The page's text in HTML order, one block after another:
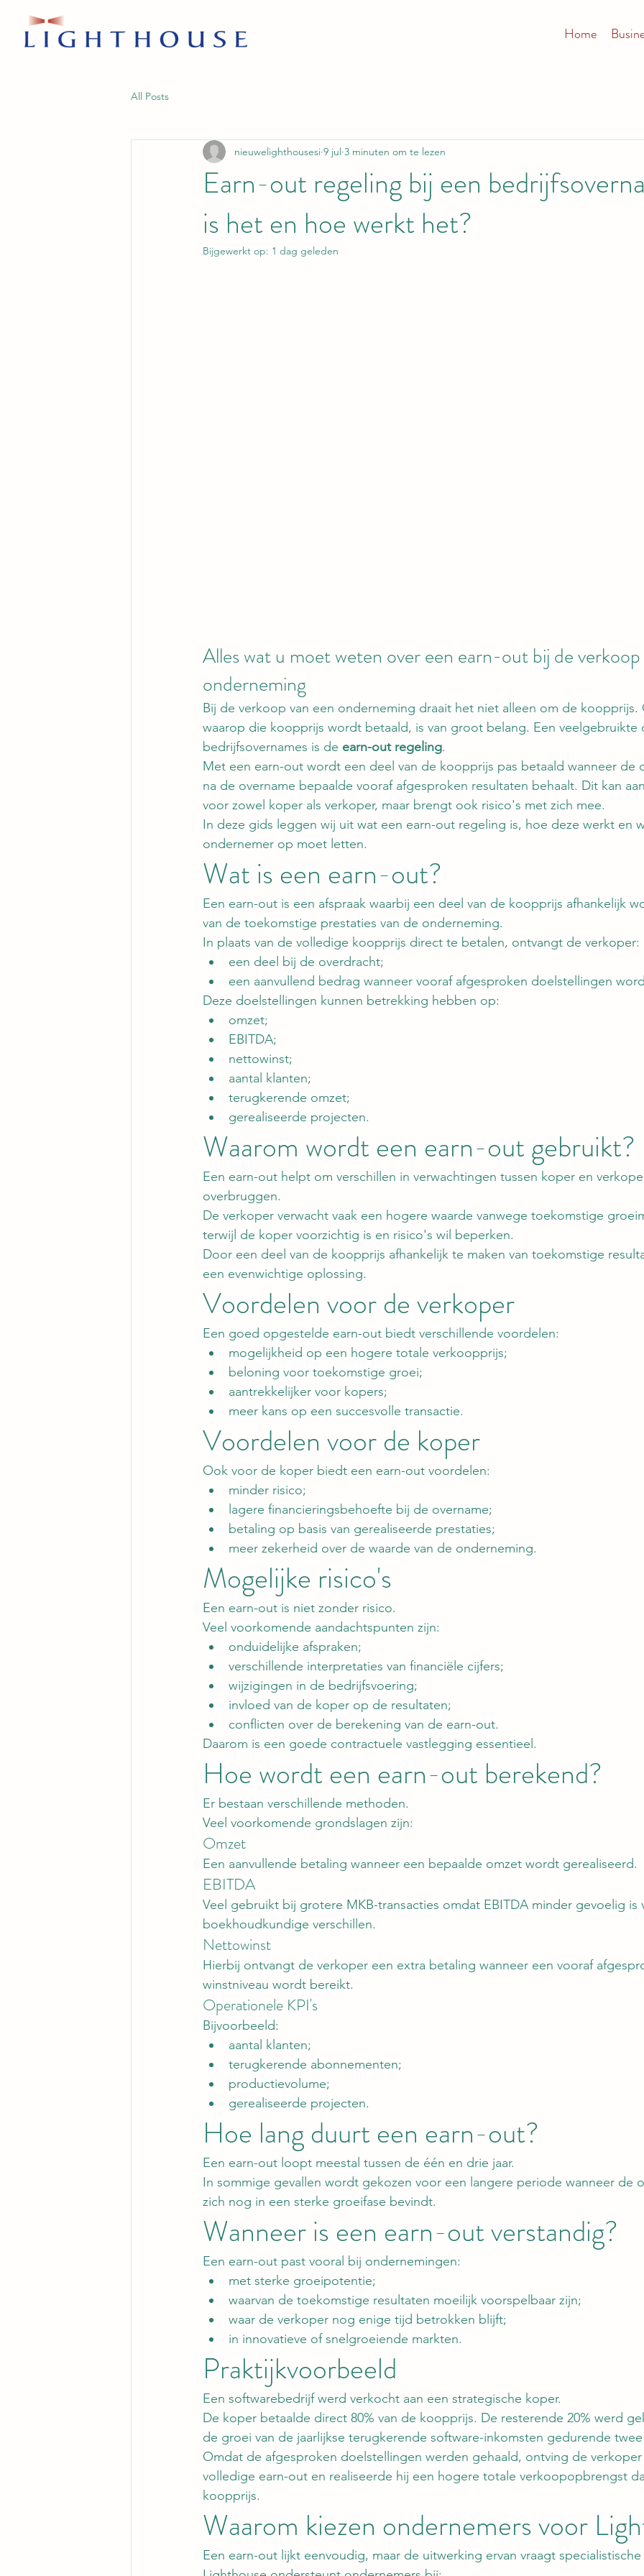
Home
All Posts
Earn-out regeling bij een
is het en hoe werkt het?
nieuwelighthousesi 9 jul 3 minuten om te lezen
Bijgewerkt op: 1 dag geleden
Alles wat u moet weten over een earn-out bij de
onderneming
Bij de verkoop van een onderneming draait het niet alleen om de
waarop die koopprijs wordt betaald, is van groot belang. Een
bedrijfsovernames is de earn-out regeling.
Met een earn-out wordt een deel van de koopprijs pas betaald wanneer de
na de overname bepaalde vooraf afgesproken resultaten behaalt. Dit kan
voor zowel koper als verkoper, maar brengt ook risico's met zich mee.
In deze gids leggen wij uit wat een earn-out regeling is, hoe deze werkt en
ondernemer op moet letten.
Wat is een earn-out?
Een earn-out is een afspraak waarbij een deel van de koopprijs afhankelijk
van de toekomstige prestaties van de onderneming.
In plaats van de volledige koopprijs direct te betalen, ontvangt de verkoper:
een deel bij de overdracht;
een aanvullend bedrag wanneer vooraf afgesproken doelstellingen
Deze doelstellingen kunnen betrekking hebben op:
omzet;
EBITDA;
nettowinst;
aantal klanten;
terugkerende omzet;
gerealiseerde projecten.
Waarom wordt een earn-out gebruikt?
Een earn-out helpt om verschillen in verwachtingen tussen koper en
overbruggen.
De verkoper verwacht vaak een hogere waarde vanwege toekomstige
terwijl de koper voorzichtig is en risico's wil beperken.
Door een deel van de koopprijs afhankelijk te maken van toekomstige
een evenwichtige oplossing.
Voordelen voor de verkoper
Een goed opgestelde earn-out biedt verschillende voordelen:
mogelijkheid op een hogere totale verkoopprijs;
beloning voor toekomstige groei;
aantrekkelijker voor kopers;
meer kans op een succesvolle transactie.
Voordelen voor de koper
Ook voor de koper biedt een earn-out voordelen:
minder risico;
lagere financieringsbehoefte bij de overname;
betaling op basis van gerealiseerde prestaties;
meer zekerheid over de waarde van de onderneming.
Mogelijke risico's
Een earn-out is niet zonder risico.
Veel voorkomende aandachtspunten zijn:
onduidelijke afspraken;
verschillende interpretaties van financiële cijfers;
wijzigingen in de bedrijfsvoering;
invloed van de koper op de resultaten;
conflicten over de berekening van de earn-out.
Daarom is een goede contractuele vastlegging essentieel.
Hoe wordt een earn-out berekend?
Er bestaan verschillende methoden.
Veel voorkomende grondslagen zijn:
Omzet
Een aanvullende betaling wanneer een bepaalde omzet wordt gerealiseerd.
EBITDA
Veel gebruikt bij grotere MKB-transacties omdat EBITDA minder gevoelig
boekhoudkundige verschillen.
Nettowinst
Hierbij ontvangt de verkoper een extra betaling wanneer een vooraf
winstniveau wordt bereikt.
Operationele KPI's
Bijvoorbeeld:
aantal klanten;
terugkerende abonnementen;
productievolume;
gerealiseerde projecten.
Hoe lang duurt een earn-out?
Een earn-out loopt meestal tussen de één en drie jaar.
In sommige gevallen wordt gekozen voor een langere periode wanneer de
zich nog in een sterke groeifase bevindt.
Wanneer is een earn-out verstandig?
Een earn-out past vooral bij ondernemingen:
met sterke groeipotentie;
waarvan de toekomstige resultaten moeilijk voorspelbaar zijn;
waar de verkoper nog enige tijd betrokken blijft;
in innovatieve of snelgroeiende markten.
Praktijkvoorbeeld
Een softwarebedrijf werd verkocht aan een strategische koper.
De koper betaalde direct 80% van de koopprijs. De resterende 20% werd
de groei van de jaarlijkse terugkerende software-inkomsten gedurende twee
Omdat de afgesproken doelstellingen werden gehaald, ontving de
volledige earn-out en realiseerde hij een hogere totale verkoopopbrengst
koopprijs.
Waarom kiezen ondernemers voor
Een earn-out lijkt eenvoudig, maar de uitwerking ervan vraagt